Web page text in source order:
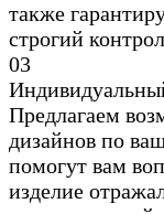
также
строгий
03
Предлагаем
дизайнов по
помогут вам
изделие